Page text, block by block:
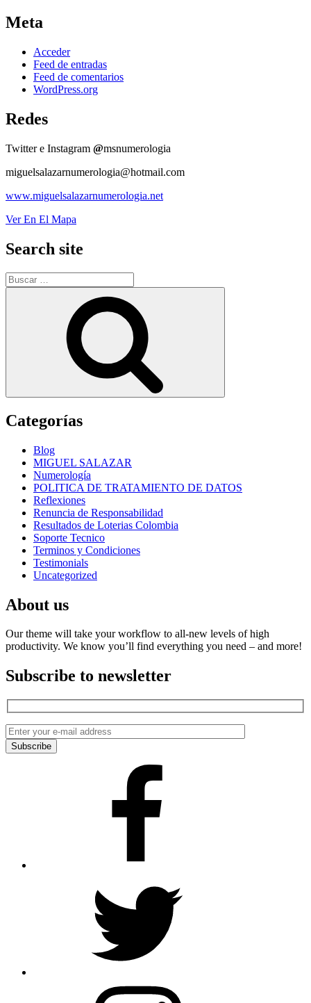
Meta
Acceder
Feed de entradas
Feed de comentarios
WordPress.org
Redes
Twitter e Instagram @msnumerologia
miguelsalazarnumerologia@hotmail.com
www.miguelsalazarnumerologia.net
Ver En El Mapa
Search site
Buscar
por:
Categorías
Blog
MIGUEL SALAZAR
Numerología
POLITICA DE TRATAMIENTO DE DATOS
Reflexiones
Renuncia de Responsabilidad
Resultados de Loterias Colombia
Soporte Tecnico
Terminos y Condiciones
Testimonials
Uncategorized
About us
Our theme will take your workflow to all-new levels of high
productivity. We know you’ll find everything you need – and more!
Subscribe to newsletter